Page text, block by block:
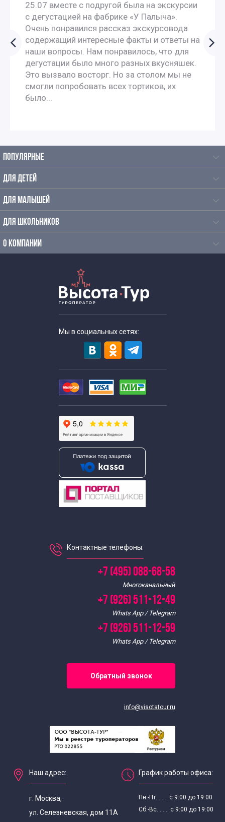
25.07 вместе с подругой была на экскурсии
с дегустацией на фабрике «У Палыча».
Очень понравился рассказ экскурсовода
содержащий интересные факты и ответы на
наши вопросы. Нам понравилось, что для
дегустации было много разных вкусняшек.
Это вызвало восторг. Но за столом мы не
смогли попробовать всех тортиков, их
было...
ПОПУЛЯРНЫЕ
ДЛЯ ДЕТЕЙ
ДЛЯ МАЛЫШЕЙ
ДЛЯ ШКОЛЬНИКОВ
О КОМПАНИИ
Мы в социальных сетях:
Контактные телефоны:
+7 (495) 088-68-58
Многоканальный
+7 (926) 511-12-49
Whats App / Telegram
+7 (926) 511-12-59
Whats App / Telegram
Обратный звонок
info@visotatour.ru
Наш адрес:
г. Москва,
ул. Селезневская, дом 11А
График работы офиса:
Пн.-Пт. ...... с 9:00 до 19:00
Сб.-Вс. ...... с 9:00 до 19:00